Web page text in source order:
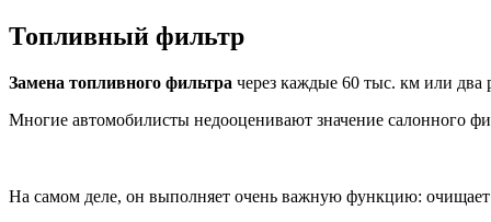
Топливный фильтр
Замена топливного фильтра через каждые 60 тыс. км или два
Многие автомобилисты недооценивают значение салонного
На самом деле, он выполняет очень важную функцию: